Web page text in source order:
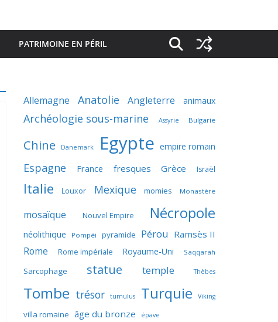
PATRIMOINE EN PÉRIL
Allemagne Anatolie Angleterre animaux
Archéologie sous-marine Assyrie Bulgarie
Chine Danemark Egypte empire romain
Espagne France fresques Grèce Israël
Italie Louxor Mexique momies Monastère
mosaïque Nouvel Empire Nécropole
néolithique Pompéi pyramide Pérou Ramsès II
Rome Rome impériale Royaume-Uni Saqqarah
Sarcophage statue temple Thèbes
Tombe trésor tumulus Turquie Viking
villa romaine âge du bronze épave